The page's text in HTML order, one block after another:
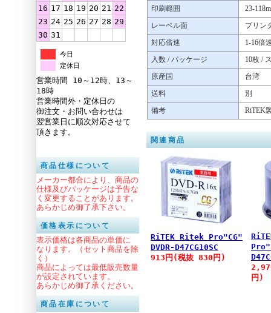
16 17 18 19 20 21 22
23 24 25 26 27 28 29
30 31
今日
定休日
営業時間 10～12時、13～
18時
営業時間外・定休日の
御注文・お問い合わせは
翌営業日に順次対応させて
頂きます。
商品仕様について
メーカー都合により、商品の
仕様及びパッケージは予告な
く変更することがあります。
あらかじめ御了承下さい。
価格表示について
表示価格は各商品の単価に
なります。（セット商品を除
く）
商品によっては最低販売数量
が設定されています。
あらかじめ御了承ください。
商品在庫について
印刷範囲
23-
レーベル面
プリン
対応倍速
1-16倍
入数 / パッケージ
10枚 /
原産国
台湾
送料
別
備考
RiTEK
関連商品
RiTEK Ritek Pro"CG"
DVDR-D47CG10SC
913円(税抜 830円)
円)